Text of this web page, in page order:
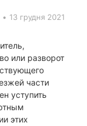
• 13 грудня 2021
или разворот
части
уступить
этих